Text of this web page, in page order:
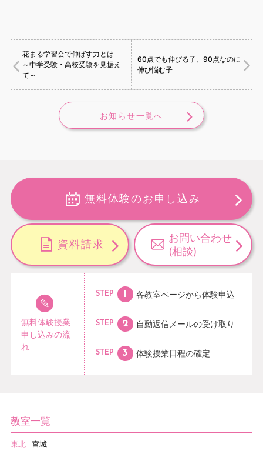
花まる学習会で伸ばす力とは
～中学受験・高校受験を見据え
て～
60点でも伸びる子、90点なのに
伸び悩む子
お知らせ一覧へ
無料体験のお申し込み
資料請求
お問い合わせ
(相談)
無料体験授業
申し込みの流
れ
STEP 各教室ページから体験申込
STEP 自動返信メールの受け取り
STEP 体験授業日程の確定
教室一覧
東北
宮城